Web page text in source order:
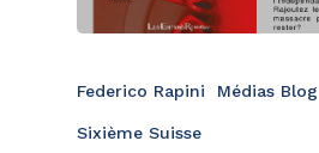
Federico Rapini Médias Blog
Sixième Suisse